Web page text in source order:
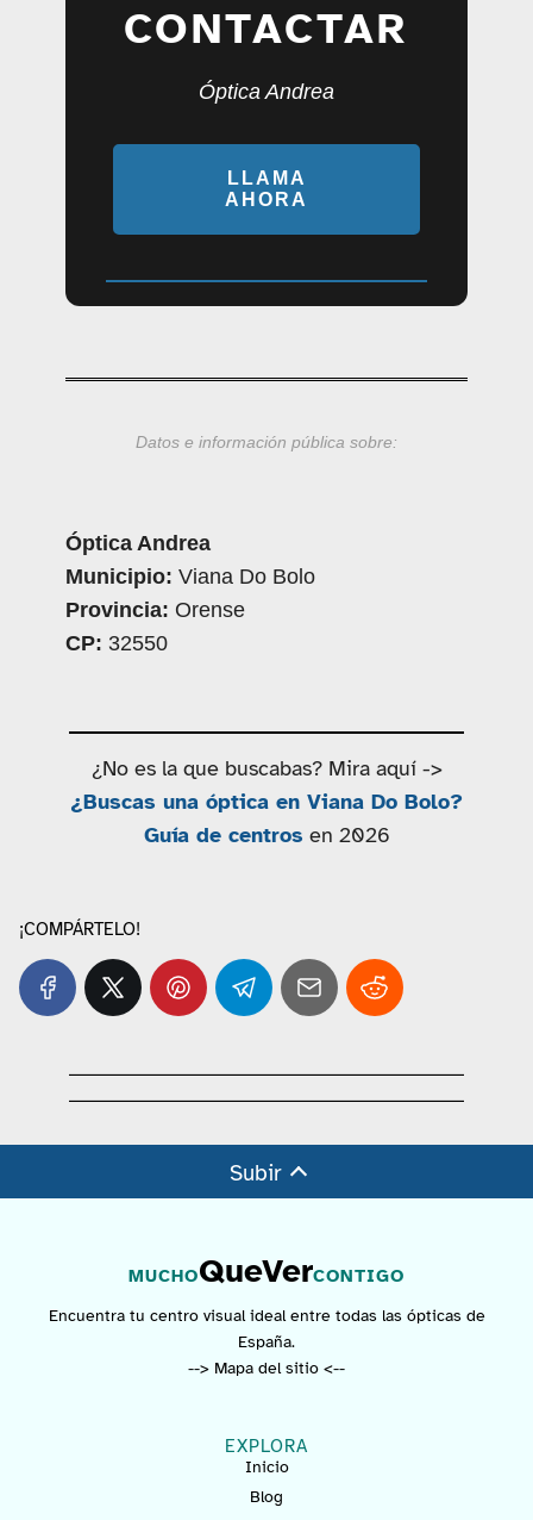
CONTACTAR
Óptica Andrea
LLAMA
AHORA
Datos e información pública sobre:
Óptica Andrea
Municipio: Viana Do Bolo
Provincia: Orense
CP: 32550
¿No es la que buscabas? Mira aquí ->
¿Buscas una óptica en Viana Do Bolo?
Guía de centros en 2026
¡COMPÁRTELO!
Subir
MUCHOQueVerCONTIGO
Encuentra tu centro visual ideal entre todas las ópticas de
España.
--> Mapa del sitio <--
EXPLORA
Inicio
Blog